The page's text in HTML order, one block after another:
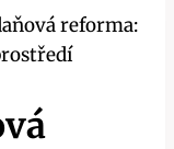
reforma: